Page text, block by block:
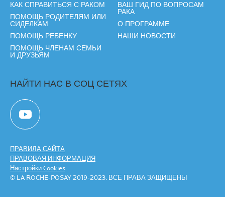
КАК СПРАВИТЬСЯ С РАКОМ
ПОМОЩЬ РОДИТЕЛЯМ ИЛИ
СИДЕЛКАМ
ПОМОЩЬ РЕБЕНКУ
ПОМОЩЬ ЧЛЕНАМ СЕМЬИ
И ДРУЗЬЯМ
ВАШ ГИД ПО ВОПРОСАМ
РАКА
О ПРОГРАММЕ
НАШИ НОВОСТИ
НАЙТИ НАС В СОЦ СЕТЯХ
ПРАВИЛА САЙТА
ПРАВОВАЯ ИНФОРМАЦИЯ
Настройки Cookies
© LA ROCHE-POSAY 2019-2023. ВСЕ ПРАВА ЗАЩИЩЕНЫ